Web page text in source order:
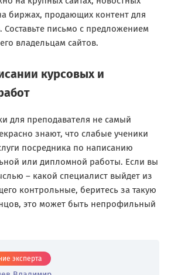
биржах, продающих контент для
Составьте письмо с предложением
владельцам сайтов.
курсовых и
для преподавателя не самый
знают, что слабые ученики
посредника по написанию
или дипломной работы. Если вы
– какой специалист выйдет из
контрольные, беритесь за такую
это может быть непрофильный
эксперта